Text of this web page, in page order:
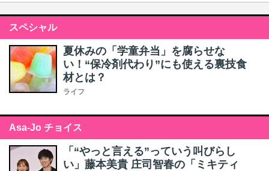
スペシャル
夏休みの「学童弁当」を腐らせな
い！“保冷剤代わり”にも使える裏技食
材とは？
ライフ
Asa-Jo チョイス
「“やっと言える”っていう叫びらし
い」藤本美貴 庄司智春の「ミキティ